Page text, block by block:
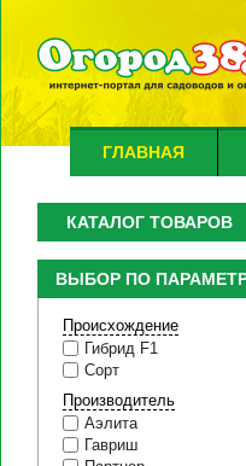
ГЛАВНАЯ
КАТАЛОГ ТОВАРОВ
ВЫБОР ПО
Происхождение
Гибрид F1
Сорт
Производитель
Аэлита
Гавриш